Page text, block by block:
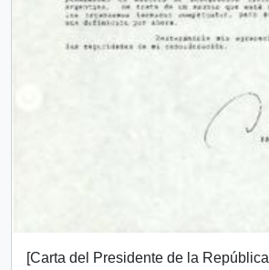
[Carta del Presidente de la República